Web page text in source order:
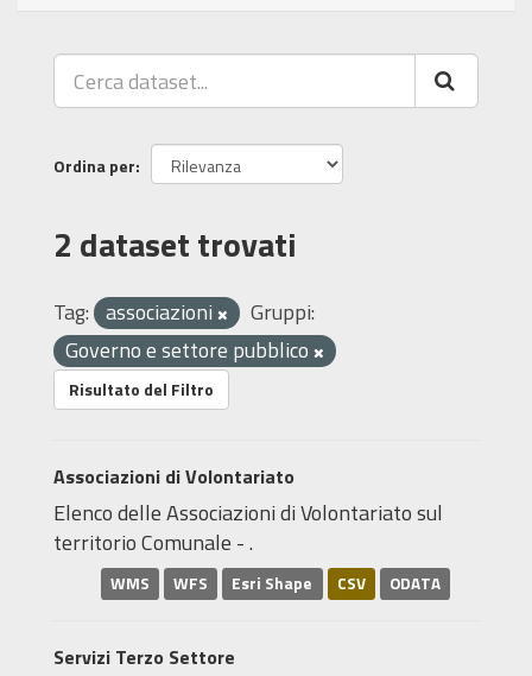
Ordina per
2 dataset trovati
Tag: associazioni
Gruppi:
Governo e settore pubblico
Risultato del Filtro
Associazioni di Volontariato
Elenco delle Associazioni di Volontariato sul
territorio Comunale - .
WMS WFS Esri Shape CSV ODATA
Servizi Terzo Settore